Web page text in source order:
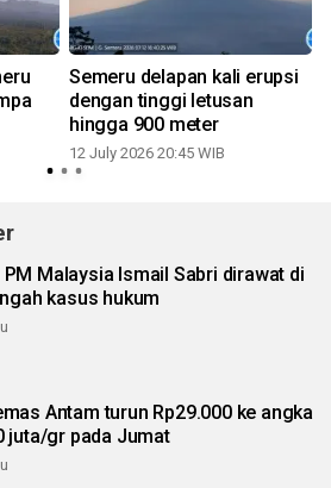
Semeru delapan kali erupsi
dengan tinggi letusan
hingga 900 meter
12 July 2026 20:45 WIB
PM Malaysia Ismail Sabri dirawat di
kasus hukum
Antam turun Rp29.000 ke angka
juta/gr pada Jumat